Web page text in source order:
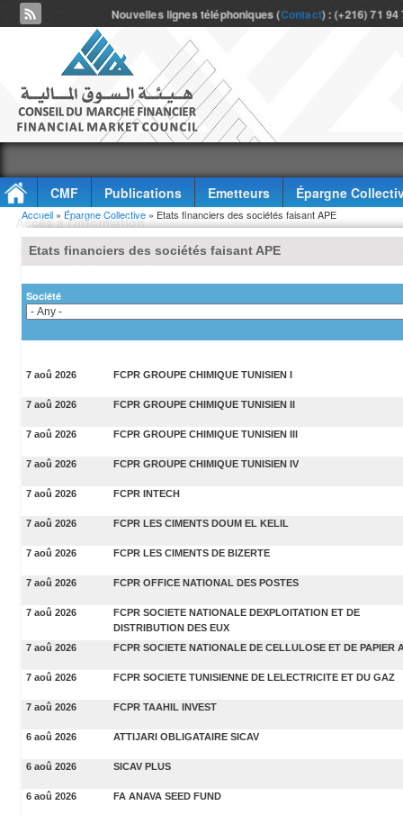
Nouvelles lignes téléphoniques (Contact) : (+216) 71
CMF Publications Emetteurs
Épargne
Accès à l'information
Vous êtes ici
Accueil » Épargne Collective » Etats financiers des sociétés faisant APE
Etats financiers des sociétés faisant APE
Société
7 aoû 2026 FCPR GROUPE CHIMIQUE TUNISIEN I
7 aoû 2026 FCPR GROUPE CHIMIQUE TUNISIEN II
7 aoû 2026 FCPR GROUPE CHIMIQUE TUNISIEN III
7 aoû 2026 FCPR GROUPE CHIMIQUE TUNISIEN IV
7 aoû 2026 FCPR INTECH
7 aoû 2026 FCPR LES CIMENTS DOUM EL KELIL
7 aoû 2026 FCPR LES CIMENTS DE BIZERTE
7 aoû 2026 FCPR OFFICE NATIONAL DES POSTES
7 aoû 2026
FCPR SOCIETE NATIONALE DEXPLOITATION ET DE
DISTRIBUTION DES EUX
7 aoû 2026
FCPR SOCIETE NATIONALE DE CELLULOSE ET DE PAPIER
7 aoû 2026 FCPR SOCIETE TUNISIENNE DE LELECTRICITE ET DU GAZ
7 aoû 2026 FCPR TAAHIL INVEST
6 aoû 2026 ATTIJARI OBLIGATAIRE SICAV
6 aoû 2026 SICAV PLUS
6 aoû 2026 FA ANAVA SEED FUND